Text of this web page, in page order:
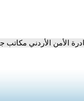
الأمن الأردني مكاتب